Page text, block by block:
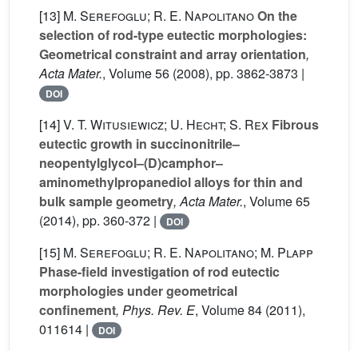
[13] M. Serefoglu; R. E. NapolitanoOn the
selection of rod-type eutectic morphologies:
Geometrical constraint and array orientation,
Acta Mater., Volume 56 (2008), pp. 3862-3873 |
DOI
[14]V. T. Witusiewicz; U. Hecht; S. Rex Fibrous
eutectic growth in succinonitrile–
neopentylglycol–(D)camphor–
aminomethylpropanediol alloys for thin and
bulk sample geometry, Acta Mater., Volume 65
(2014), pp. 360-372 |
DOI
[15] M. Serefoglu; R. E. Napolitano; M. Plapp
Phase-field investigation of rod eutectic
morphologies under geometrical
confinement, Phys. Rev. E, Volume 84 (2011),
011614 |
DOI